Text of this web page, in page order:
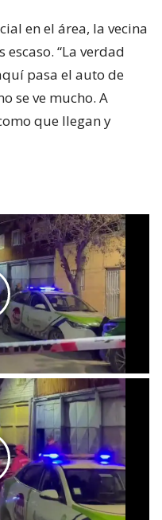
en el área, la vecina
“La verdad
pasa el auto de
se ve mucho. A
que llegan y